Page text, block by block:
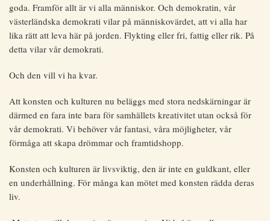
goda. Framför allt är vi alla människor. Och demokratin, vår
västerländska demokrati vilar på människovärdet, att vi alla har
lika rätt att leva här på jorden. Flykting eller fri, fattig eller rik. På
detta vilar vår demokrati.
Och den vill vi ha kvar.
Att konsten och kulturen nu beläggs med stora nedskärningar är
därmed en fara inte bara för samhällets kreativitet utan också för
vår demokrati. Vi behöver vår fantasi, våra möjligheter, vår
förmåga att skapa drömmar och framtidshopp.
Konsten och kulturen är livsviktig, den är inte en guldkant, eller
en underhållning. För många kan mötet med konsten rädda deras
liv.